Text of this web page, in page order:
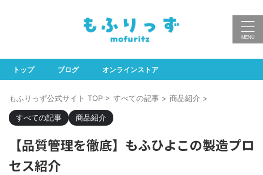
トップ ブログ オンラインストア
もふりっず公式サイト TOP > すべての記事 > 商品紹介 >
すべての記事 商品紹介
【品質管理を徹底】もふひよこの製造プロ
セス紹介